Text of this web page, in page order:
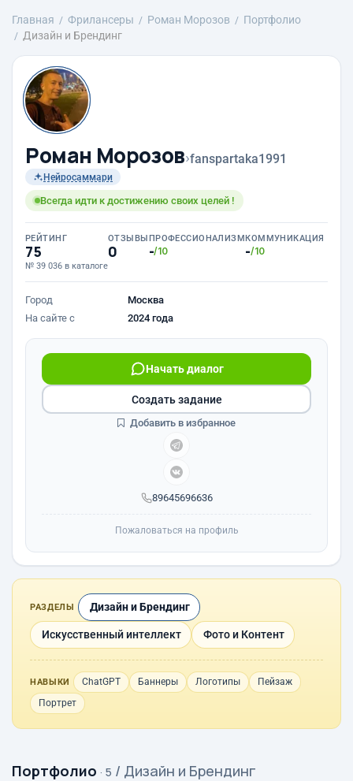
Главная Фрилансеры Роман Морозов
Портфолио
Дизайн и Брендинг
Роман Морозов›fanspartaka1991
Нейросаммари
Всегда идти к достижению своих целей !
РЕЙТИНГ
75
№ 39 036 в каталоге
ОТЗЫВЫ
0
ПРОФЕССИОНАЛИЗМ
-/10
КОММУНИКАЦИЯ
-/10
Город
Москва
На сайте с
2024 года
89645696636
Начать диалог
Создать задание
Добавить в избранное
Пожаловаться на профиль
РАЗДЕЛЫ Дизайн и Брендинг
Искусственный интеллект Фото и Контент
НАВЫКИ ChatGPT Баннеры Логотипы
Пейзаж
Портрет
Портфолио · 5 / Дизайн и Брендинг